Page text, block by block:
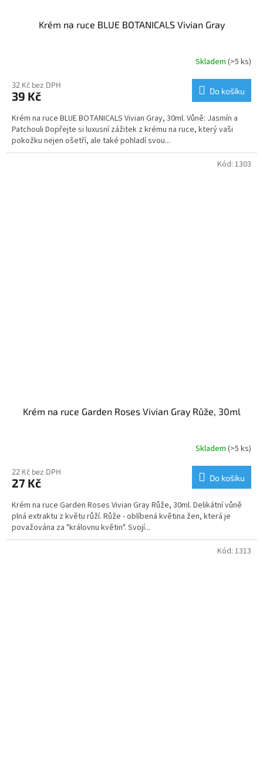
Krém na ruce BLUE BOTANICALS Vivian Gray
Skladem (>5 ks)
32 Kč bez DPH
39 Kč Do košíku
Krém na ruce BLUE BOTANICALS Vivian Gray, 30ml. Vůně: Jasmín a
Patchouli Dopřejte si luxusní zážitek z krému na ruce, který vaši
pokožku nejen ošetří, ale také pohladí svou...
Krém na ruce Garden Roses Vivian Gray Růže, 30ml
Skladem (>5 ks)
22 Kč bez DPH
27 Kč Do košíku
Krém na ruce Garden Roses Vivian Gray Růže, 30ml. Delikátní vůně
plná extraktu z květu růží. Růže - oblíbená květina žen, která je
považována za "královnu květin". Svojí...
Kód: 1303
Kód: 1313